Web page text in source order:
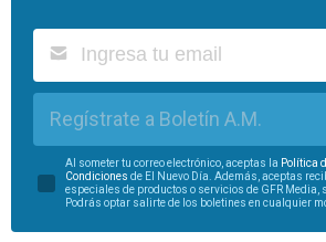
Regístrate a Boletín A.M.
Al someter tu correo electrónico, aceptas la Política
Condiciones de El Nuevo Día. Además, aceptas
especiales de productos o servicios de GFR Media,
Podrás optar salirte de los boletines en cualquier